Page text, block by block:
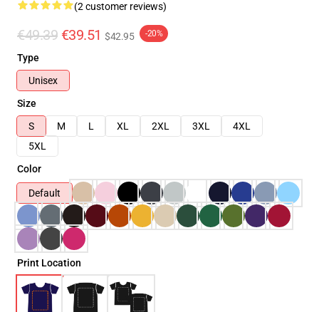
(2 customer reviews)
€49.39 €39.51 $42.95 -20%
Type
Unisex
Size
S
M L XL 2XL 3XL
4XL
5XL
Color
Default
Print Location